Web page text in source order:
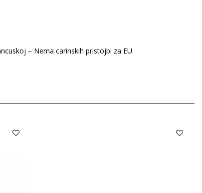
– Nema carinskih pristojbi za EU.